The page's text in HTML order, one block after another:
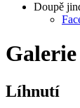
Doupě
Galerie
Líhnutí